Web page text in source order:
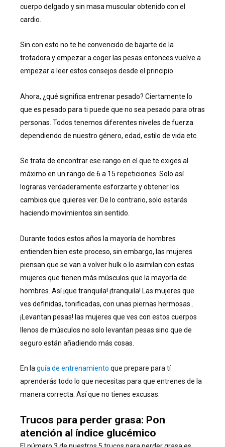
cuerpo delgado y sin masa muscular obtenido con el
cardio.
Sin con esto no te he convencido de bajarte de la
trotadora y empezar a coger las pesas entonces vuelve a
empezar a leer estos consejos desde el principio.
Ahora, ¿qué significa entrenar pesado? Ciertamente lo
que es pesado para ti puede que no sea pesado para otras
personas. Todos tenemos diferentes niveles de fuerza
dependiendo de nuestro género, edad, estilo de vida etc.
Se trata de encontrar ese rango en el que te exiges al
máximo en un rango de 6 a 15 repeticiones. Solo así
lograras verdaderamente esforzarte y obtener los
cambios que quieres ver. De lo contrario, solo estarás
haciendo movimientos sin sentido.
Durante todos estos años la mayoría de hombres
entienden bien este proceso, sin embargo, las mujeres
piensan que se van a volver hulk o lo asimilan con estas
mujeres que tienen más músculos que la mayoría de
hombres. Así ¡que tranquila! ¡tranquila! Las mujeres que
ves definidas, tonificadas, con unas piernas hermosas..
¡Levantan pesas! las mujeres que ves con estos cuerpos
llenos de músculos no solo levantan pesas sino que de
seguro están añadiendo más cosas.
En la guía de entrenamiento que prepare para tí
aprenderás todo lo que necesitas para que entrenes de la
manera correcta. Así que no tienes excusas.
Trucos para perder grasa: Pon
atención al índice glucémico